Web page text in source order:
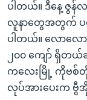
ပါတယ်။ ဒီနေ့ ဇွ
လူနာတွေအတွက် ပ
ပါတယ်။ လောလ
၂၀၀ ကျော် ရှိ
ကလေးမြို့ ကိုဗစ်တို
လုပ်အားပေးက ဗွီ